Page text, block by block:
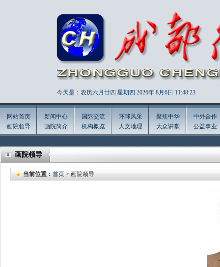
今天是：农历六月廿四 星期四 2026年 8月6日 11:48:25
网站首页
画院领导
新闻中心
画院简介
国际交流
机构概览
环球风采
人文地理
聚焦中华
大众讲堂
中外合作
公益事业
画院领导
当前位置： 首页 > 画院领导